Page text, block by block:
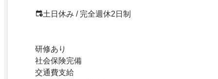
土日休み / 完全週休2日制
研修あり
社会保険完備
交通費支給